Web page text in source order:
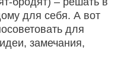
для себя. А вот
для
замечания,